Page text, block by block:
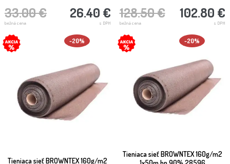
33.00 €
bežná cena
26.40 €
s DPH
128.50 €
bežná cena
102.80 €
s DPH
Tieniaca sieť BROWNTEX 160g/m2
-20%
Tieniaca sieť BROWNTEX 160g/m2
-20%